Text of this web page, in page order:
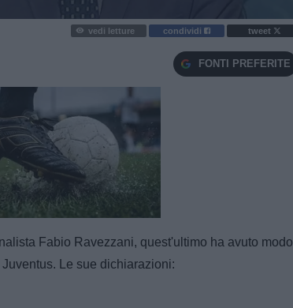
vedi letture condividi
tweet
FONTI PREFERITE
100.00%
Fabio Ravezzani, quest'ultimo ha avuto modo
Le sue dichiarazioni: